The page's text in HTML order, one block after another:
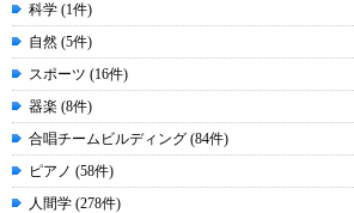
科学 (1件)
自然 (5件)
スポーツ (16件)
器楽 (8件)
合唱チームビルディング (84件)
ピアノ (58件)
人間学 (278件)